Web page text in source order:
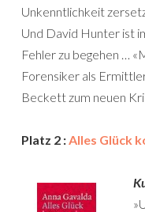
Unkenntlichkeit
Und David Hunter ist
Fehler zu begehen …
Forensiker als
Beckett zum neuen
Platz 2 :Alles Glück